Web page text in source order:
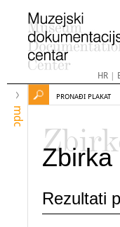
HR|
mdc
PRONAĐI PLAKAT
Zbirka
Rezultati